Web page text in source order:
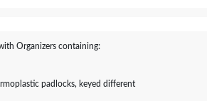
Organizers containing:
padlocks, keyed different